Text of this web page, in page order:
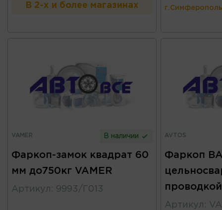
В 2-х и более магазинах
VAMER В наличии
Фаркоп-замок квадрат 60
мм до750кг VAMER
Артикул : 9993/Г013
AVTOS
Фаркоп
Артикул :